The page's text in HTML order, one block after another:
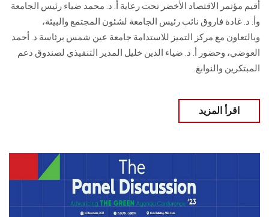
أقيم مؤتمر الاقتصاد الأخضر تحت رعاية أ. د. محمد ضياء رئيس الجامعة
وأ. د. غادة فاروق نائب رئيس الجامعة لشئون المجتمع والبيئة،
وبالتعاون مع مركز التميز للاستدامة جامعة عين شمس برئاسة د. أحمد
العوضي، وحضور أ. د. ضياء الدين خليل المدير التنفيذي لصندوق دعم
المبتكرين والنوابغ.
اقرأ المزيد